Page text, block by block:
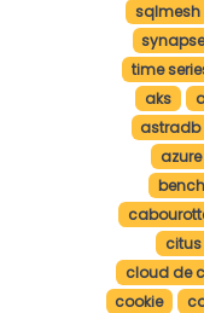
sqlmesh
time
aks
astradb
citus
cloud de
cookie